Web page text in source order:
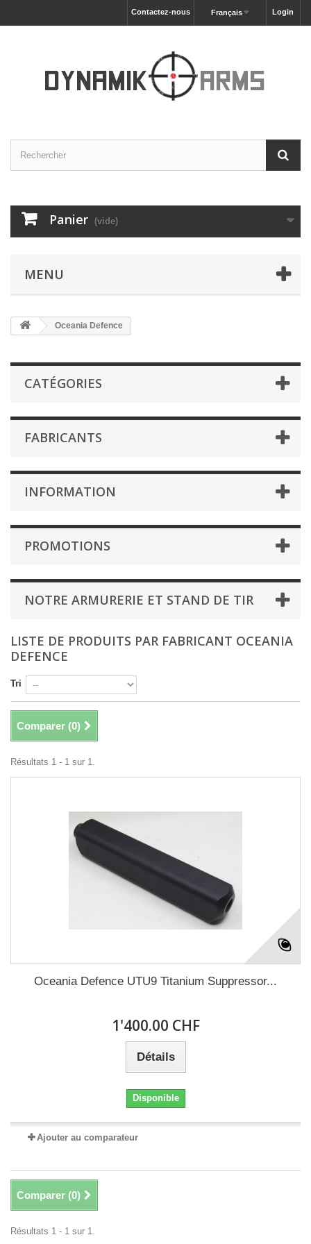
Login
Français
Contactez-nous
Panier (vide)
MENU
Oceania Defence
CATÉGORIES
FABRICANTS
INFORMATION
PROMOTIONS
NOTRE ARMURERIE ET STAND DE TIR
LISTE DE PRODUITS PAR FABRICANT OCEANIA
DEFENCE
Tri
Comparer (0)
Résultats 1 - 1 sur 1.
Oceania Defence UTU9 Titanium Suppressor...
1'400.00 CHF
Détails
Disponible
Ajouter au comparateur
Comparer (0)
Résultats 1 - 1 sur 1.